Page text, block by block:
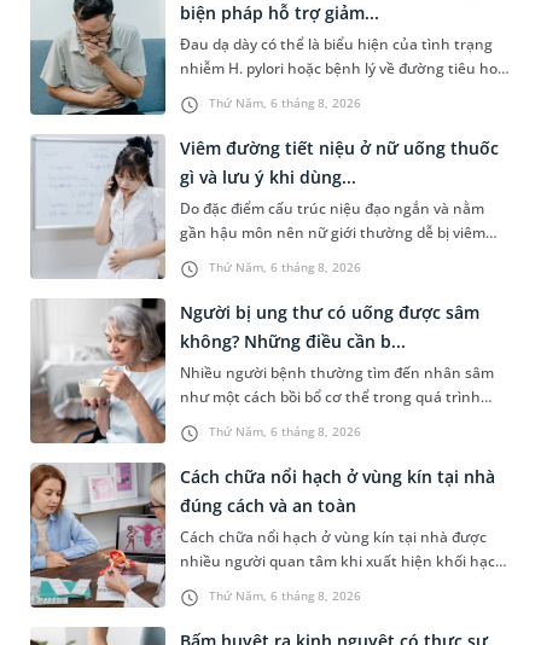
Thứ Năm, 6 tháng 8, 2026
biện pháp hỗ trợ giảm...
Đau dạ dày có thể là biểu hiện của tình trạng
nhiễm H. pylori hoặc bệnh lý về đường tiêu hoá
khác. Dựa theo nguyên nhân cụ thể, bác sĩ sẽ
cân nhắc chỉ định phương pháp điều trị, loại
thuốc giảm đau phù hợp. Nếu chưa biết người
bị đau dạ dày uống thuốc gì, bạn đọc có thể
tham khảo thông tin trong bài viết sau.
Thứ Năm, 6 tháng 8, 2026
Viêm đường tiết niệu ở nữ uống thuốc
gì và lưu ý khi dùng...
Do đặc điểm cấu trúc niệu đạo ngắn và nằm
gần hậu môn nên nữ giới thường dễ bị viêm
đường tiết niệu hơn nam giới. Tùy theo nguyên
nhân, mức độ nhiễm trùng và tình trạng sức
khỏe của người bệnh, bác sĩ sẽ chỉ định các loại
thuốc phù hợp để kiểm soát bệnh hiệu quả.
Vậy viêm đường tiết niệu ở nữ uống thuốc gì và
cần lưu ý những gì trong quá trình điều trị? Hãy
cùng tìm hiểu trong bài viết dưới đây.
Thứ Năm, 6 tháng 8, 2026
Người bị ung thư có uống được sâm
không? Những điều cần b...
Nhiều người bệnh thường tìm đến nhân sâm
như một cách bồi bổ cơ thể trong quá trình
điều trị ung thư. Tuy nhiên, câu hỏi người bị
ung thư có uống được sâm không vẫn khiến
không ít người băn khoăn. Thực tế, nhân sâm
chứa nhiều hoạt chất sinh học có lợi nhưng
không phải trường hợp nào cũng phù hợp. Việc
trang bị đầy đủ thông tin về lợi ích, nguy cơ
cũng như cách dùng đúng sẽ giúp người bệnh
sử dụng nhân sâm một cách an toàn và phù
Thứ Năm, 6 tháng 8, 2026
Cách chữa nổi hạch ở vùng kín tại nhà
đúng cách và an toàn
Cách chữa nổi hạch ở vùng kín tại nhà được
nhiều người quan tâm khi xuất hiện khối hạch
nhỏ ở vùng bẹn hoặc cơ quan sinh dục. Nếu
hạch mới xuất hiện, kích thước nhỏ và chưa
kèm dấu hiệu bất thường, áp dụng biện pháp